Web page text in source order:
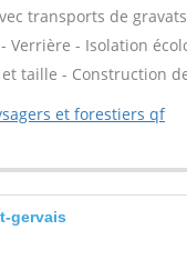
transports de
Verrière - Isolation
taille - Construction
et forestiers qf
gervais